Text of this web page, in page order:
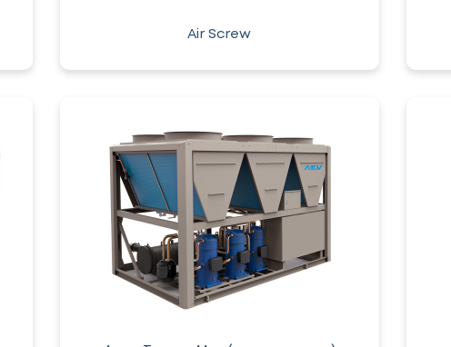
Air Screw